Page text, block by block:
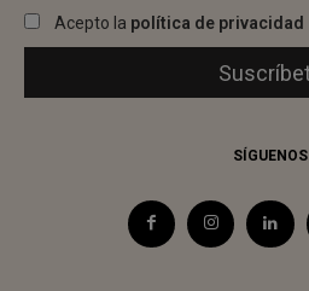
Acepto la política de privacidad
SÍGUENOS